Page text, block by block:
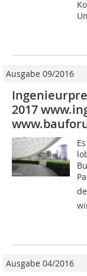
Ausgabe 09/2016
2017
Ausgabe 04/2016